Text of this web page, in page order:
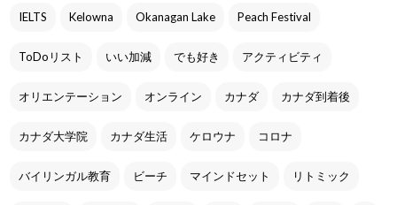
IELTS Kelowna Okanagan Lake Peach Festival
ToDoリスト いい加減 でも好き アクティビティ
オリエンテーション オンライン カナダ カナダ到着後
カナダ大学院 カナダ生活 ケロウナ コロナ
バイリンガル教育 ビーチ マインドセット リトミック